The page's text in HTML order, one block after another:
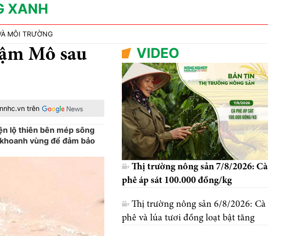
XANH
MÔI TRƯỜNG
Mô sau
trên
lộ thiên bên mép sông
vùng để đảm bảo
VIDEO
Thị trường nông sản 7/8/2026: Cà
phê áp sát 100.000 đồng/kg
Thị trường nông sản 6/8/2026: Cà
phê và lúa tươi đồng loạt bật tăng